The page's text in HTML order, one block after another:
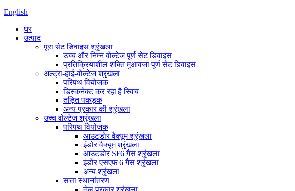
English
घर
उत्पाद
पूरा सेट डिवाइस श्रृंखला
उच्च और निम्न वोल्टेज पूर्ण सेट डिवाइस
प्रतिक्रियाशील शक्ति मुआवजा पूर्ण सेट डिवाइस
अल्ट्रा-हाई-वोल्टेज श्रृंखला
परिपथ वियोजक
डिस्कनेक्ट कर रहा है स्विच
तड़ित पकड़क
अन्य प्रकार की श्रृंखला
उच्च वोल्टेज श्रृंखला
परिपथ वियोजक
आउटडोर वैक्यूम श्रृंखला
इंडोर वैक्यूम श्रृंखला
आउटडोर SF6 गैस श्रृंखला
इंडोर एसएफ 6 गैस श्रृंखला
अन्य श्रृंखला
सत्ता स्थानांतरण
तेल प्रकार श्रृंखला